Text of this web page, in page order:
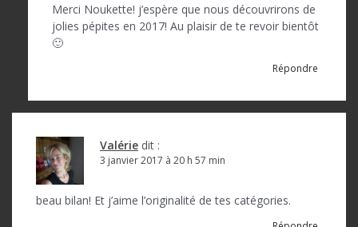
Merci Noukette! j’espère que nous découvrirons de
jolies pépites en 2017! Au plaisir de te revoir bientôt
🙂
Répondre
Valérie dit :
3 janvier 2017 à 20 h 57 min
beau bilan! Et j’aime l’originalité de tes catégories.